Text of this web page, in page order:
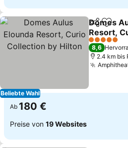
Beliebte Wahl
TeilenZu
Domes
Resort,
by Hilton
Preise
5 Sterne
8,6
2.4 km bis
Ab 180 €
Preise von 19 Websites